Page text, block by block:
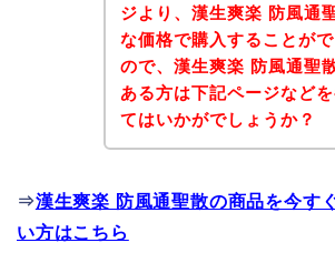
ジより、漢生爽楽 防風通
な価格で購入することが
ので、漢生爽楽 防風通聖
ある方は下記ページなど
てはいかがでしょうか？
⇒漢生爽楽 防風通聖散の商品を今す
い方はこちら